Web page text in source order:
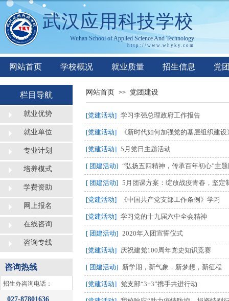
武汉应用科技学校
Wuhan School ofApplied ScienceAnd Technology
http://www.whyky.co m
网站首页 学校概况 就业质量 招生信息 党
栏目导航 网站首页 >> 党团建设
就业优势
就业单位
专业计划
培养模式
学费资助
网上报名
在线咨询
咨询专线
[党建活动] 学习李强总理政府工作报告
[党建活动] 《新时代如何加强党的基层组织建
[党建活动] 5月党日主题活动
[ 团建活动] “弘扬五四精神，传承百年初心”主
[ 团建活动] 5月团课方案：绽放战疫青春，坚定
[党建活动] 《中国共产党支部工作条例》学习
[党建活动] 学习党的十九届六中全会精神
[ 团建活动] 2020年入团宣誓仪式
[党建活动] 庆祝建党100周年党史知识竞赛
[ 团建活动] 新学期，新气象，新梦想，新征程
[党建活动] 党支部“3+3”携手共进行动
咨询热线
​招生办咨询电话：
027-87801636